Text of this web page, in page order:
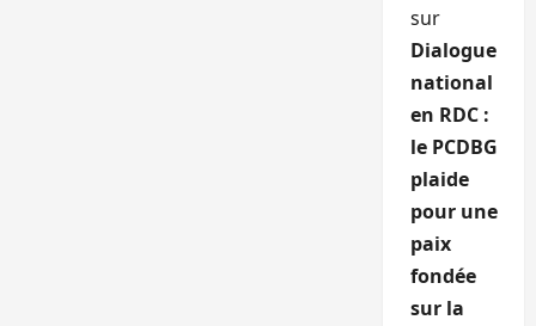
sur
Dialogue
national
en RDC :
le PCDBG
plaide
pour une
paix
fondée
sur la